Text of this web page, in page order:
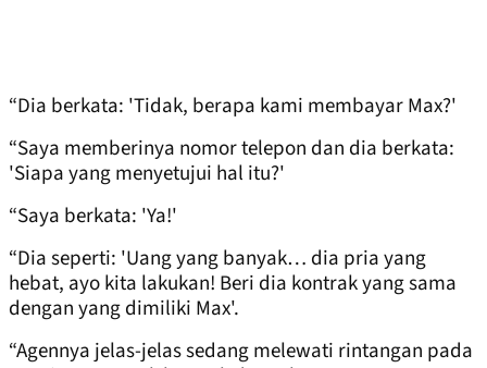
“Dia berkata: 'Tidak, berapa kami membayar Max?'
“Saya memberinya nomor telepon dan dia berkata:
'Siapa yang menyetujui hal itu?'
“Saya berkata: 'Ya!'
“Dia seperti: 'Uang yang banyak… dia pria yang
hebat, ayo kita lakukan! Beri dia kontrak yang sama
dengan yang dimiliki Max'.
“Agennya jelas-jelas sedang melewati rintangan pada